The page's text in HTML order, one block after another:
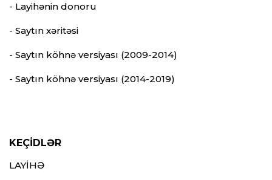
- Layihənin donoru
- Saytın xəritəsi
- Saytın köhnə versiyası (2009-2014)
- Saytın köhnə versiyası (2014-2019)
KEÇİDLƏR
LAYİHƏ